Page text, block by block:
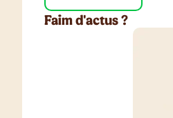
Faim d'actus ?